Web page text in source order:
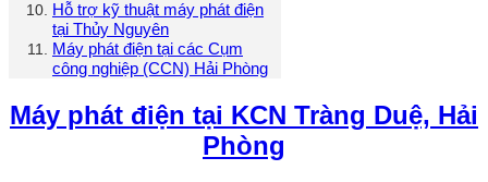
Hỗ trợ kỹ thuật máy phát điện
tại Thủy Nguyên
Máy phát điện tại các Cụm
công nghiệp (CCN) Hải Phòng
Máy phát điện tại KCN Tràng Duệ, Hải
Phòng